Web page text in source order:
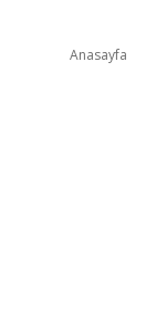
Anasayfa